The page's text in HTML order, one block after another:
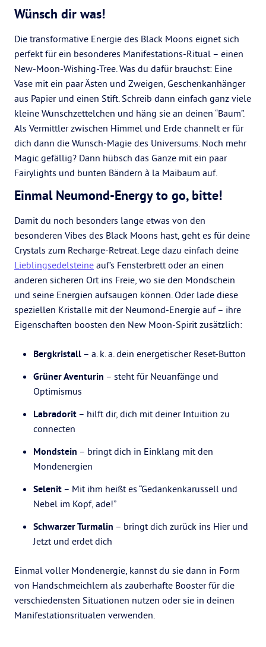
Wünsch dir was!
Die transformative Energie des Black Moons eignet sich
perfekt für ein besonderes Manifestations-Ritual – einen
New-Moon-Wishing-Tree. Was du dafür brauchst: Eine
Vase mit ein paar Ästen und Zweigen, Geschenkanhänger
aus Papier und einen Stift. Schreib dann einfach ganz viele
kleine Wunschzettelchen und häng sie an deinen “Baum”.
Als Vermittler zwischen Himmel und Erde channelt er für
dich dann die Wunsch-Magie des Universums. Noch mehr
Magic gefällig? Dann hübsch das Ganze mit ein paar
Fairylights und bunten Bändern à la Maibaum auf.
Einmal Neumond-Energy to go, bitte!
Damit du noch besonders lange etwas von den
besonderen Vibes des Black Moons hast, geht es für deine
Crystals zum Recharge-Retreat. Lege dazu einfach deine
Lieblingsedelsteine auf’s Fensterbrett oder an einen
anderen sicheren Ort ins Freie, wo sie den Mondschein
und seine Energien aufsaugen können. Oder lade diese
speziellen Kristalle mit der Neumond-Energie auf – ihre
Eigenschaften boosten den New Moon-Spirit zusätzlich:
Bergkristall – a. k. a. dein energetischer Reset-Button
Grüner Aventurin – steht für Neuanfänge und
Optimismus
Labradorit – hilft dir, dich mit deiner Intuition zu
connecten
Mondstein – bringt dich in Einklang mit den
Mondenergien
Selenit – Mit ihm heißt es “Gedankenkarussell und
Nebel im Kopf, ade!”
Schwarzer Turmalin – bringt dich zurück ins Hier und
Jetzt und erdet dich
Einmal voller Mondenergie, kannst du sie dann in Form
von Handschmeichlern als zauberhafte Booster für die
verschiedensten Situationen nutzen oder sie in deinen
Manifestationsritualen verwenden.